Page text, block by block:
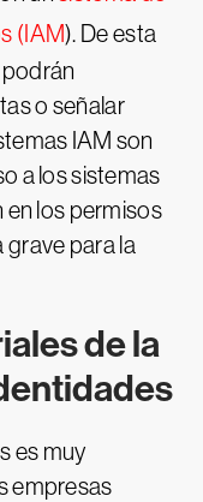
(IAM). De esta
o señalar
IAM son
a los sistemas
en los permisos
para la
de la
es muy
empresas